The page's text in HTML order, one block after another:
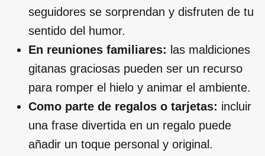
seguidores se sorprendan y disfruten de tu
sentido del humor.
En reuniones familiares: las maldiciones
gitanas graciosas pueden ser un recurso
para romper el hielo y animar el ambiente.
Como parte de regalos o tarjetas: incluir
una frase divertida en un regalo puede
añadir un toque personal y original.